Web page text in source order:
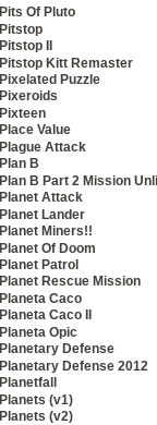
Pits Of Pluto
Pitstop
Pitstop II
Pitstop Kitt Remaster
Pixelated Puzzle
Pixeroids
Pixteen
Place Value
Plague Attack
Plan B
Plan B Part 2 Mission
Planet Attack
Planet Lander
Planet Miners!!
Planet Of Doom
Planet Patrol
Planet Rescue Mission
Planeta Caco
Planeta Caco II
Planeta Opic
Planetary Defense
Planetary Defense 2012
Planetfall
Planets (v1)
Planets (v2)